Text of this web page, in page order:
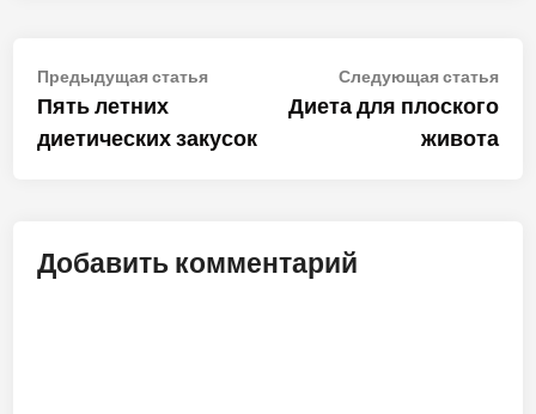
Навигация
по
записям
Предыдущая статьяПредыдущая
Пять летних
диетических закусок
Следующая статья
Диета для плоского
живота
Добавить комментарий